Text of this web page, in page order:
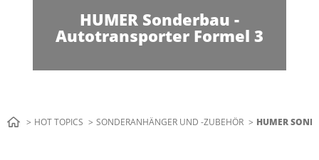
HUMER Sonderbau -
Autotransporter Formel 3
HOT TOPICS SONDERANHÄNGER UND -ZUBEHÖR AKTUELL:
HUMER